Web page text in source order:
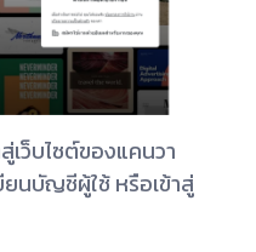
เว็บไซต์ของแคนวา
ยนบัญชีผู้ใช้ หรือเข้าสู่